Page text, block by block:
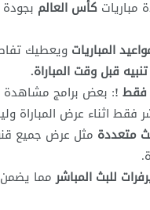
كأس العالم بجودة
المباريات ويعطيك
تنبيه قبل وقت المباراة.
فقط !: بعض برامج مشاهدة
فقط اثناء عرض المباراة
متعددة مثل عرض جميع
للبث المباشرمما يضمن